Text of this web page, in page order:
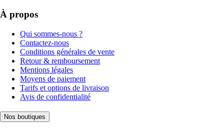
À propos
Qui sommes-nous ?
Contactez-nous
Conditions générales de vente
Retour & remboursement
Mentions légales
Moyens de paiement
Tarifs et options de livraison
Avis de confidentialité
Nos boutiques